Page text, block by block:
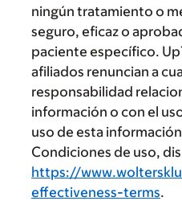
ningún tratamiento o
seguro, eficaz o
paciente específico.
afiliados renuncian a
responsabilidad
información o con el
uso de esta
Condiciones de uso,
https://
effectiveness-terms.